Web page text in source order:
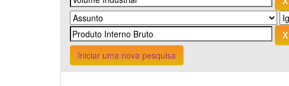
Iniciar uma nova pesquisa